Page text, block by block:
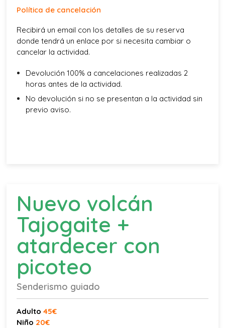
Política de cancelación
Recibirá un email con los detalles de su reserva
donde tendrá un enlace por si necesita cambiar o
cancelar la actividad.
Devolución 100% a cancelaciones realizadas 2
horas antes de la actividad.
No devolución si no se presentan a la actividad sin
previo aviso.
Nuevo volcán
Tajogaite +
atardecer con
picoteo
Senderismo guiado
Adulto 45€
Niño 20€